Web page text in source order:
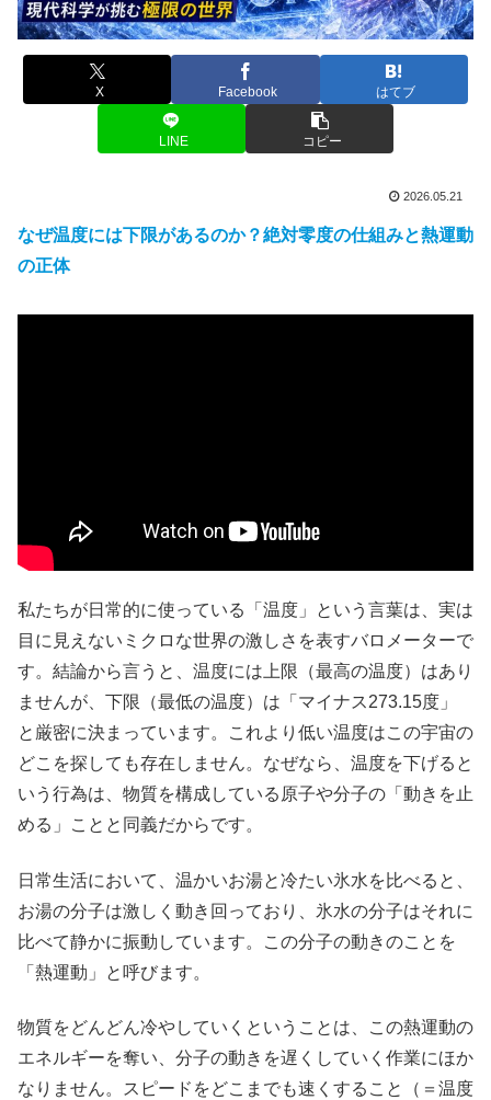
X Facebook はてブ
LINE コピー
2026.05.21
なぜ温度には下限があるのか？絶対零度の仕組みと熱運動
の正体
私たちが日常的に使っている「温度」という言葉は、実は
目に見えないミクロな世界の激しさを表すバロメーターで
す。結論から言うと、温度には上限（最高の温度）はあり
ませんが、下限（最低の温度）は「マイナス273.15度」
と厳密に決まっています。これより低い温度はこの宇宙の
どこを探しても存在しません。なぜなら、温度を下げると
いう行為は、物質を構成している原子や分子の「動きを止
める」ことと同義だからです。
日常生活において、温かいお湯と冷たい氷水を比べると、
お湯の分子は激しく動き回っており、氷水の分子はそれに
比べて静かに振動しています。この分子の動きのことを
「熱運動」と呼びます。
物質をどんどん冷やしていくということは、この熱運動の
エネルギーを奪い、分子の動きを遅くしていく作業にほか
なりません。スピードをどこまでも速くすること（＝温度